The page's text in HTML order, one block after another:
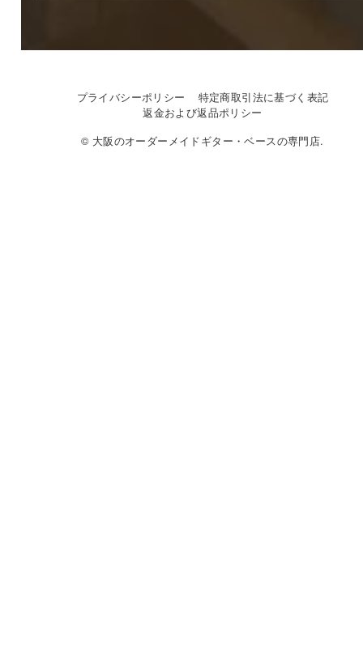
プライバシーポリシー
特定商取引法に基づく表記
返金および返品ポリシー
© 大阪のオーダーメイドギター・ベースの専門店.